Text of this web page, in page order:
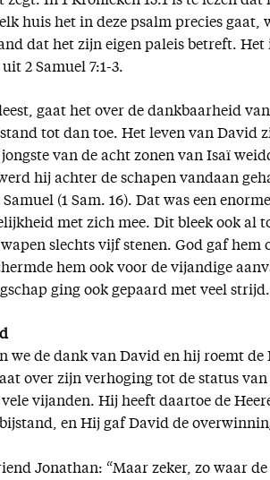
huis het in deze psalm precies
dat het zijn eigen paleis betreft. Het
2 Samuel 7:1-3.
gaat het over de dankbaarheid
tot dan toe. Het leven van David
van de acht zonen van Isaï
hij achter de schapen vandaan
(1 Sam. 16). Dat was een
met zich mee. Dit bleek ook al
slechts vijf stenen. God gaf hem
hem ook voor de vijandige
ging ook gepaard met veel strijd.
we de dank van David en hij roemt
over zijn verhoging tot de status
vijanden. Hij heeft daartoe de
en Hij gaf David de
Jonathan: “Maar zeker, zo waar